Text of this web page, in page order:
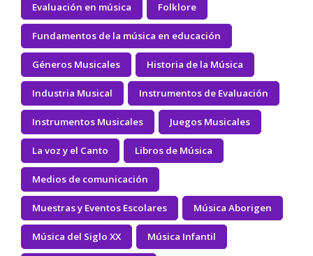
Evaluación en música Folklore
Fundamentos de la música en educación
Géneros Musicales Historia de la Música
Industria Musical Instrumentos de Evaluación
Instrumentos Musicales Juegos Musicales
La voz y el Canto Libros de Música
Medios de comunicación
Muestras y Eventos Escolares Música Aborigen
Música del Siglo XX Música Infantil